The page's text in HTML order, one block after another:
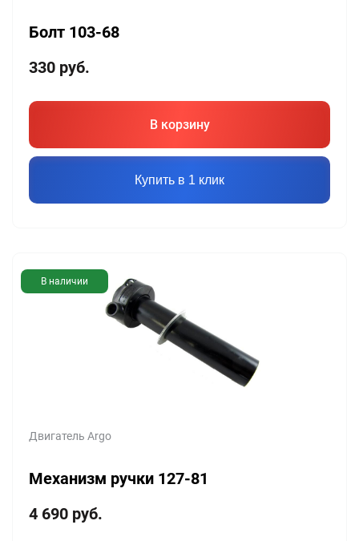
Болт 103-68
330 руб.
В корзину
Купить в 1 клик
В наличии
Двигатель Argo
Механизм ручки 127-81
4 690 руб.